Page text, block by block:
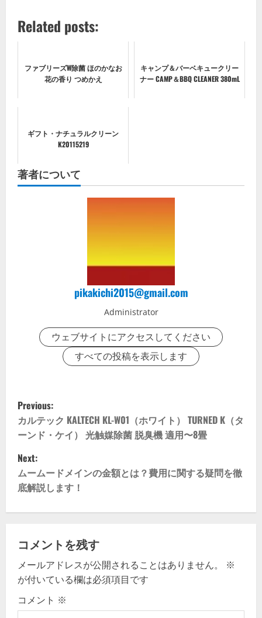
Related posts:
ファブリーズW除菌 ほのかなお
花の香り つめかえ
キャンプ＆バーベキュークリー
ナー CAMP＆BBQ CLEANER 380mL
ギフト・ナチュラルクリーン
K20115219
著者について
pikakichi2015@gmail.com
Administrator
ウェブサイトにアクセスしてください
すべての投稿を表示します
P
o
s
t
n
v
i
g
Previous:
カルテック KALTECH KL-W01（ホワイト） TURNED K（タ
ーンド・ケイ） 光触媒除菌 脱臭機 適用〜8畳
Next:
ムームードメインの金額とは？費用に関する疑問を徹
底解説します！
コメントを残す
メールアドレスが公開されることはありません。
※
が付いている欄は必須項目です
コメント ※